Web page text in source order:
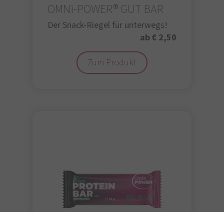
OMNi-POWER® GUT BAR
Der Snack-Riegel für unterwegs!
ab € 2,50
Zum Produkt